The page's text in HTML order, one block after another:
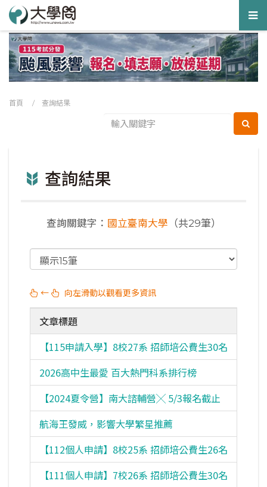
首頁 / 查詢結果
查詢結果
查詢關鍵字： 國立臺南大學 （共29筆）
← 向左滑動以觀看更多資訊
文章標題
【115申請入學】8校27系 招師培公費生30名
2026高中生最愛 百大熱門科系排行榜
【2024夏令營】南大諮輔營╳ 5/3報名截止
航海王發威，影響大學繁星推薦
【112個人申請】8校25系 招師培公費生26名
【111個人申請】7校26系 招師培公費生30名